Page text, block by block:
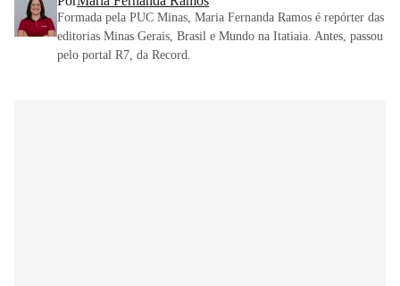
Formada pela PUC Minas, Maria Fernanda Ramos é repórter das
editorias Minas Gerais, Brasil e Mundo na Itatiaia. Antes, passou
pelo portal R7, da Record.